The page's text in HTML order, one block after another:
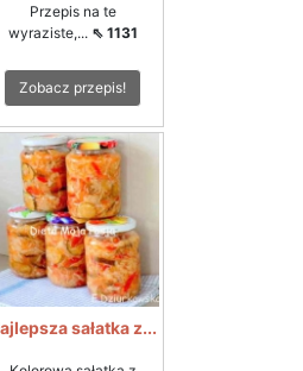
Przepis na te
wyraziste,... ⇖ 1131
Zobacz przepis!
sałatka z...